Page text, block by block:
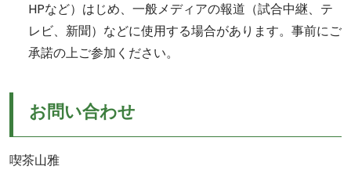
HPなど）はじめ、一般メディアの報道（試合中継、テ
レビ、新聞）などに使用する場合があります。事前にご
承諾の上ご参加ください。
お問い合わせ
喫茶山雅